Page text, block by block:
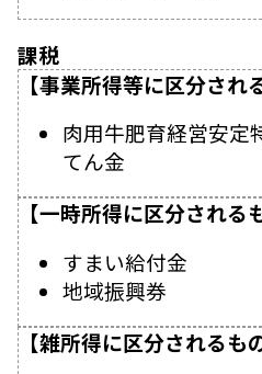
課税
【事業所得等に区分され
肉用牛肥育経営安定
てん金
【一時所得に区分される
すまい給付金
地域振興券
【雑所得に区分されるも